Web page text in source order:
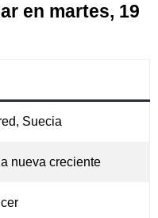
en martes, 19
Suecia
nueva creciente